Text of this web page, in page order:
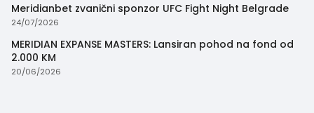
Meridianbet zvanični sponzor UFC Fight Night Belgrade
24/07/2026
MERIDIAN EXPANSE MASTERS: Lansiran pohod na fond od
2.000 KM
20/06/2026